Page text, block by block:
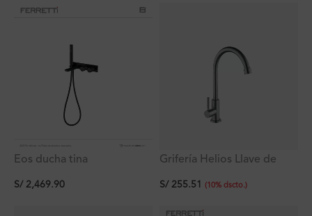
Eos ducha tina
desviador + pico de tina +
S/ 2,469.90
Grifería Helios Llave de
Mueble Titan
S/255.51 (10% dscto.)